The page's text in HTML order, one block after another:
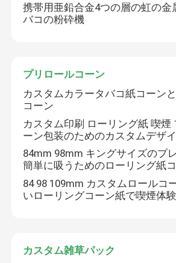
携帯用亜鉛合金4つの層の虹の金
バコの粉砕機
プリロールコーン
カスタムカラータバコ紙コーン
コーン
カスタム印刷 ローリング紙 喫煙
ーン包装のためのカスタムデザ
84mm 98mm キングサイズのプ
簡単に吸うためのローリング紙
84 98 109mm カスタムロールコ
いローリングコーン紙で喫煙体
カスタム雑草パック